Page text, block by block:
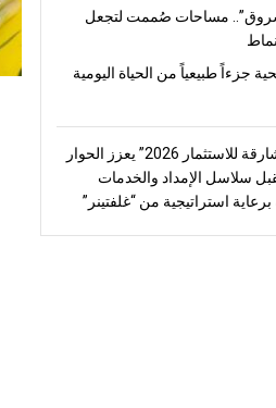
مساحات صُممت لتجعل
جزءاً طبيعياً من الحياة اليومية
“منتدى الشارقة للاستثمار 2026” يعزز الحوار
سلاسل الإمداد والخدمات
استراتيجية من “غلفتينر”